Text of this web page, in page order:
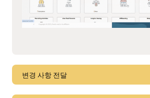
변경 사항 전달